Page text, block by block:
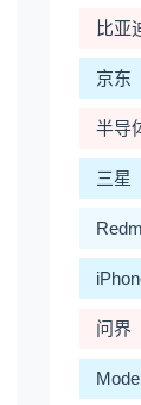
比亚
京东
半导
三星
问界